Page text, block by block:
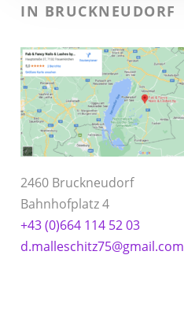
IN BRUCKNEUDORF
2460 Bruckneudorf
Bahnhofplatz 4
+43 (0)664 114 52 03
d.malleschitz75@gmail.com